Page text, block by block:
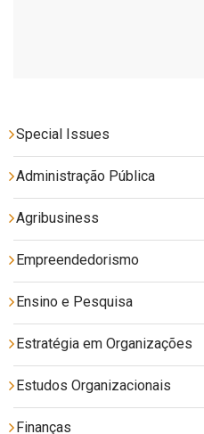
Special Issues
Administração Pública
Agribusiness
Empreendedorismo
Ensino e Pesquisa
Estratégia em Organizações
Estudos Organizacionais
Finanças